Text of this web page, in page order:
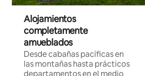
Alojamientos
completamente
amueblados
Desde cabañas pacíficas en
las montañas hasta prácticos
departamentos en el medio